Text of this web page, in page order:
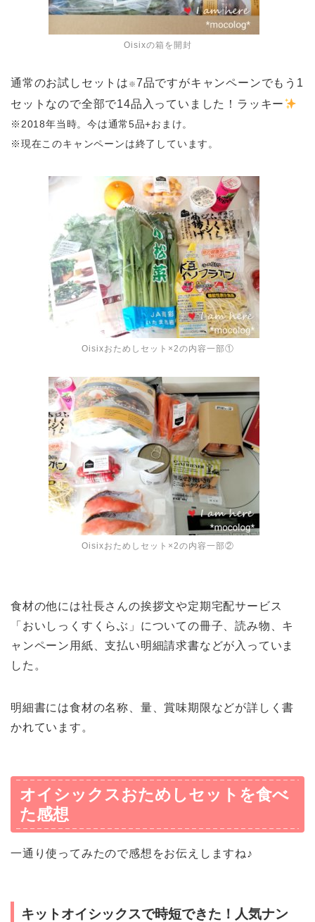
Oisixの箱を開封
通常のお試しセットは ※7品ですがキャンペーンでもう1
セットなので全部で14品入っていました！ラッキー
※2018年当時。今は通常5品+おまけ。
※現在このキャンペーンは終了しています。
Oisixおためしセット×2の内容一部①
Oisixおためしセット×2の内容一部②
食材の他には社長さんの挨拶文や定期宅配サービス
「おいしっくすくらぶ」についての冊子、読み物、キ
ャンペーン用紙、支払い明細請求書などが入っていま
した。
明細書には食材の名称、量、賞味期限などが詳しく書
かれています。
オイシックスおためしセットを食べ
た感想
一通り使ってみたので感想をお伝えしますね♪
キットオイシックスで時短できた！人気ナン